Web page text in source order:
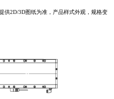
供2D/3D图纸为准，产品样式外观，规格变